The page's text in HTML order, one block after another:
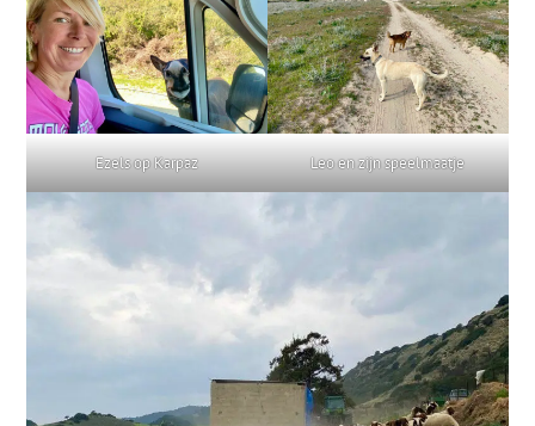
Ezels op Karpaz Leo en zijn speelmaatje